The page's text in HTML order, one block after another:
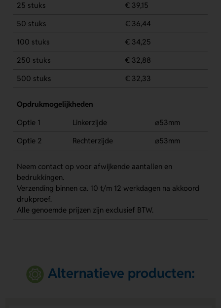
25 stuks
€ 39,15
50 stuks
€ 36,44
100 stuks
€ 34,25
250 stuks
€ 32,88
500 stuks
€ 32,33
Opdrukmogelijkheden
Optie 1
Linkerzijde
⌀53mm
Optie 2
Rechterzijde ⌀53mm
Neem contact op voor afwijkende aantallen en
bedrukkingen.
Verzending binnen ca. 10 t/m 12 werkdagen na akkoord
drukproef.
Alle genoemde prijzen zijn exclusief BTW.
Alternatieve producten: